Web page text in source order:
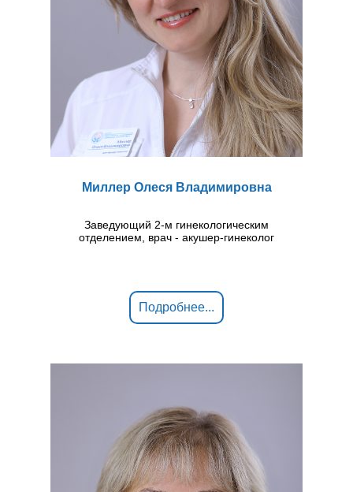
Миллер Олеся Владимировна
Заведующий 2-м гинекологическим
отделением, врач - акушер-гинеколог
Подробнее...